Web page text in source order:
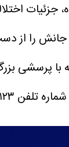
جزئیات
جانش را از
با پرسشی
تماس بگیرید